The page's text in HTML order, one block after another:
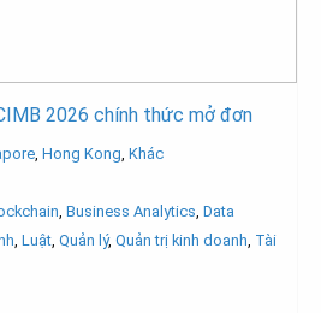
2026 chính thức mở đơn
Hong Kong Khác
Business Analytics Data
Luật Quản lý, Quản trị kinh doanh Tài